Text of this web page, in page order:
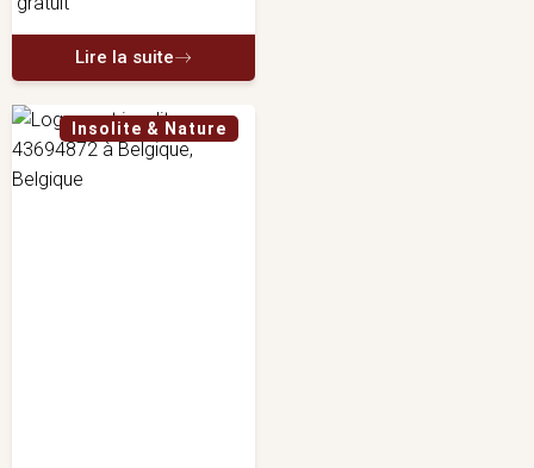
Lire la suite
Insolite & Nature